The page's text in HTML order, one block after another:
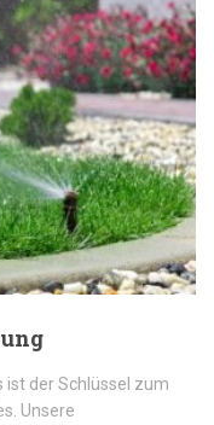
ist der Schlüssel zum
Unsere